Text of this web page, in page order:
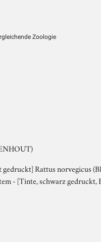
Zoologie
Rattus norvegicus
- [Tinte, schwarz gedruckt,